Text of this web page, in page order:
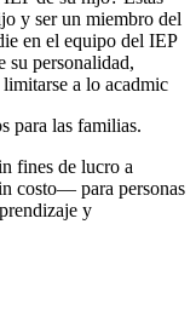
y ser un miembro del
en el equipo del IEP
su personalidad,
a lo acadmic
para las familias.
fines de lucro a
costo— para personas
y